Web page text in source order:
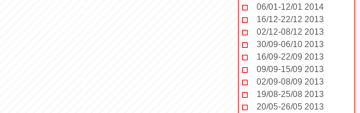
06/01-12/01 2014
16/12-22/12 2013
02/12-08/12 2013
30/09-06/10 2013
16/09-22/09 2013
09/09-15/09 2013
02/09-08/09 2013
19/08-25/08 2013
20/05-26/05 2013